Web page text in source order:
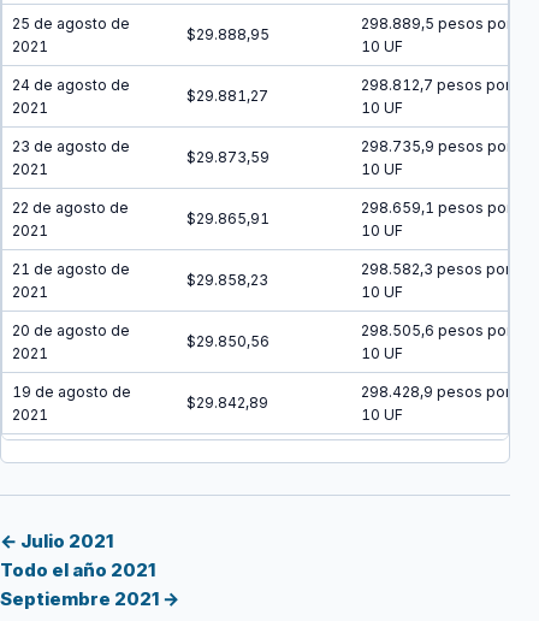
25 de agosto de
2021
$29.888,95
298.889,5 pesos por
10 UF
24 de agosto de
2021
$29.881,27
298.812,7 pesos por
10 UF
23 de agosto de
2021
$29.873,59
298.735,9 pesos por
10 UF
22 de agosto de
2021
$29.865,91
298.659,1 pesos por
10 UF
21 de agosto de
2021
$29.858,23
298.582,3 pesos por
10 UF
20 de agosto de
2021
$29.850,56
298.505,6 pesos por
10 UF
19 de agosto de
2021
$29.842,89
298.428,9 pesos por
10 UF
$29.835,22
2021
16 de agosto de
2021
← Julio 2021
Todo el año 2021
Septiembre 2021 →